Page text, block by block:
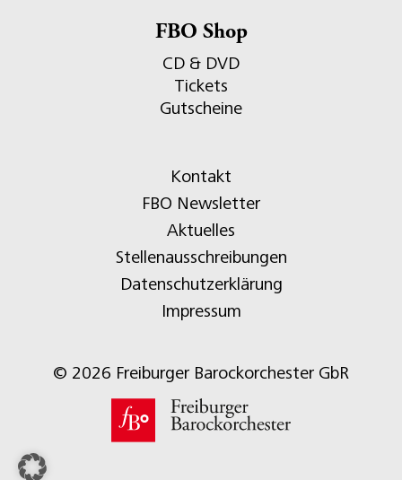
FBO Shop
CD & DVD
Tickets
Gutscheine
Kontakt
FBO Newsletter
Aktuelles
Stellenausschreibungen
Datenschutzerklärung
Impressum
© 2026 Freiburger Barockorchester GbR